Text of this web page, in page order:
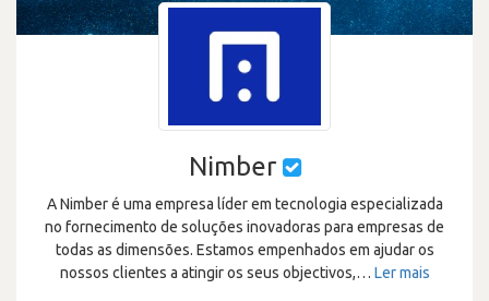
Nimber
A Nimber é uma empresa líder em tecnologia especializada
no fornecimento de soluções inovadoras para empresas de
todas as dimensões. Estamos empenhados em ajudar os
nossos clientes a atingir os seus objectivos,… Ler mais